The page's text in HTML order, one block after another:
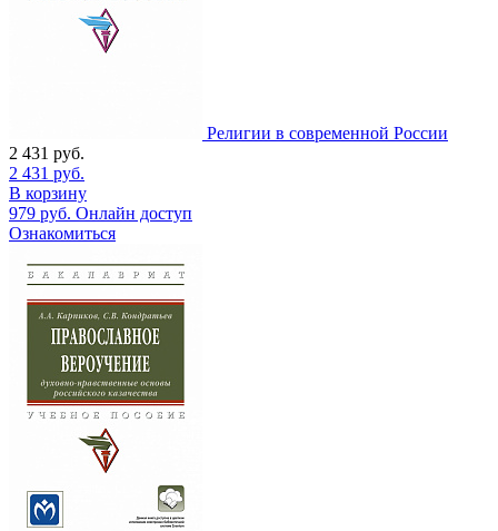
Религии в современной России
2 431 руб.
2 431 руб.
В корзину
979 руб. Онлайн доступ
Ознакомиться